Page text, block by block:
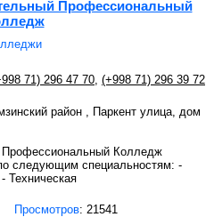
Профессиональный
71) 296 47 70 (+998 71) 296 39 72
район , Паркент улица, дом
Профессиональный Колледж
следующим специальностям: -
Техническая
Просмотров: 21541